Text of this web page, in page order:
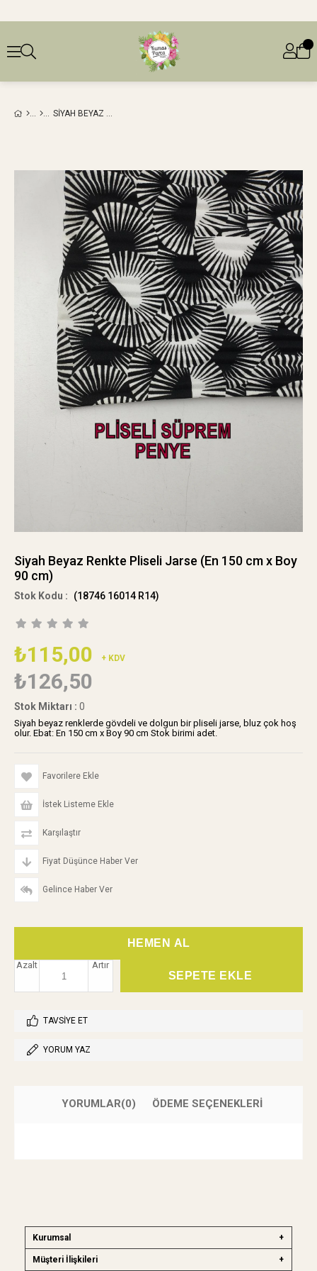
SIYAH BEYAZ RENKTE PLISELI JARSE (EN 150 CM X BOY 90 CM)
Siyah Beyaz Renkte Pliseli Jarse (En 150 cm x Boy
90 cm)
(18746 16014 R14)
₺115,00 + KDV
₺126,50
Stok Miktarı : 0
Siyah beyaz renklerde gövdeli ve dolgun bir pliseli jarse, bluz çok hoş
olur. Ebat: En 150 cm x Boy 90 cm Stok birimi adet.
Favorilere Ekle
İstek Listeme Ekle
Karşılaştır
Fiyat Düşünce Haber Ver
Gelince Haber Ver
Artır
Azalt
TAVSIYE ET
YORUM YAZ
YORUMLAR(0) ÖDEME SEÇENEKLERI
Kurumsal
Müşteri İlişkileri